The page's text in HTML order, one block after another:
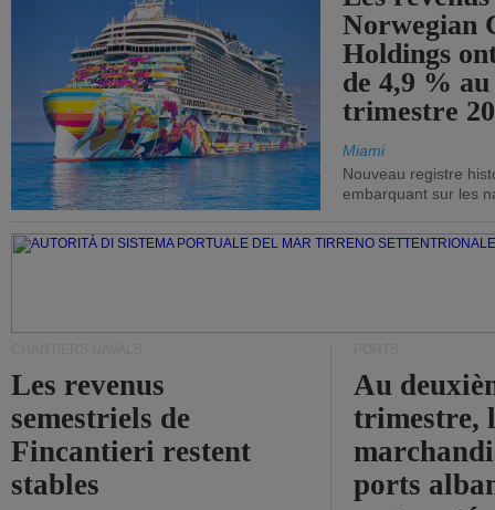
Norwegian
Holdings
de 4,9 %
trimestre
Miami
Nouveau registre
embarquant sur les
Les revenus
semestriels de
Fincantieri restent
stables
Au
trimestre,
ports